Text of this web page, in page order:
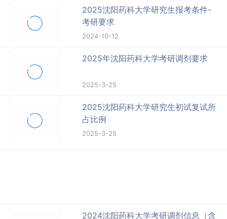
2025沈阳药科大学研究生报考条件-
考研要求
2024-10-12
2025年沈阳药科大学考研调剂要求
2025-3-25
2025沈阳药科大学研究生初试复试所
占比例
2025-3-25
2024沈阳药科大学考研调剂信息（含